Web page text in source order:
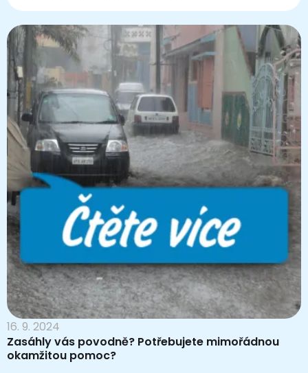
16. 9. 2024
Zasáhly vás povodně? Potřebujete mimořádnou
okamžitou pomoc?